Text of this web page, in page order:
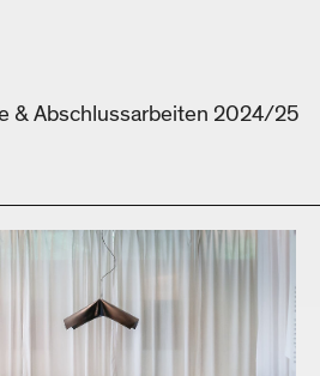
& Abschlussarbeiten 2024/25